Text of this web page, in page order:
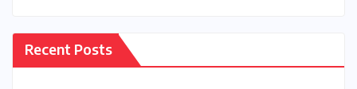
Recent Posts